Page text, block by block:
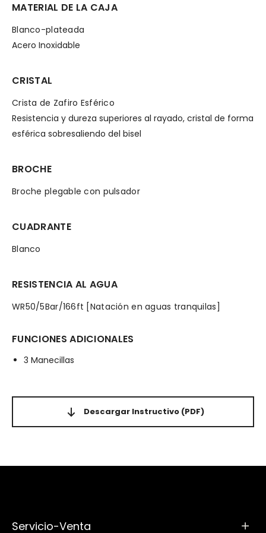
MATERIAL DE LA CAJA
Blanco-plateada
Acero Inoxidable
CRISTAL
Crista de Zafiro Esférico
Resistencia y dureza superiores al rayado, cristal de forma
esférica sobresaliendo del bisel
BROCHE
Broche plegable con pulsador
CUADRANTE
Blanco
RESISTENCIA AL AGUA
WR50/5Bar/166ft [Natación en aguas tranquilas]
FUNCIONES ADICIONALES
3 Manecillas
Descargar Instructivo (PDF)
Servicio-Venta